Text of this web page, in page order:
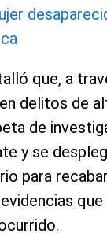
que, a
delitos de
de
y se
para